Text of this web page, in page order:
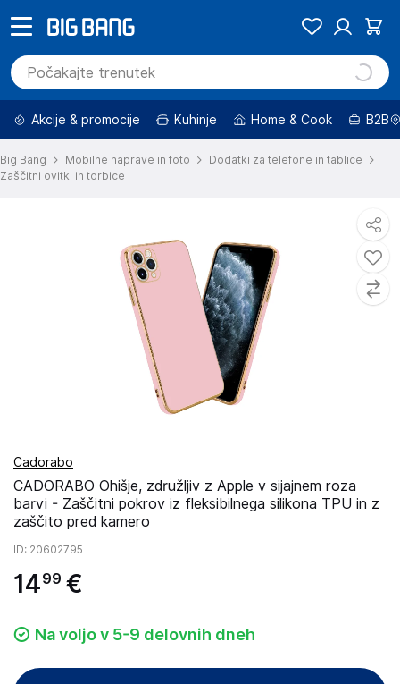
Akcije & promocije Kuhinje Home & Cook B2B
Big Bang Mobilne naprave in foto
Dodatki za telefone in tablice
Zaščitni ovitki in torbice
Cadorabo
CADORABO Ohišje, združljiv z Apple v sijajnem roza
barvi - Zaščitni pokrov iz fleksibilnega silikona TPU in z
zaščito pred kamero
ID: 20602795
1499 €
Na voljo v 5-9 delovnih dneh